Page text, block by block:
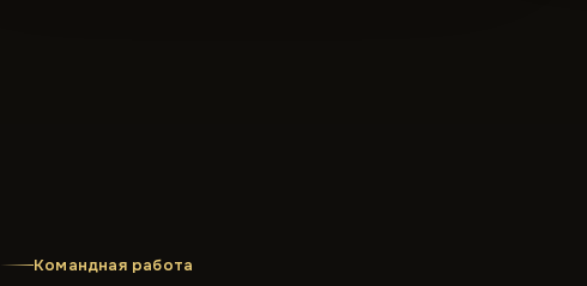
Командная работа